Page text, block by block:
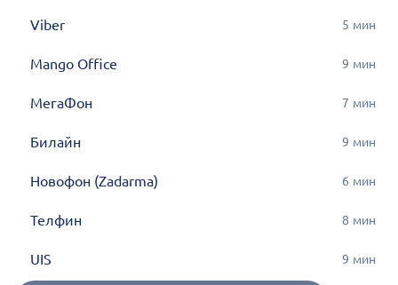
Viber 5 мин
Mango Office 9 мин
МегаФон 7 мин
Билайн 9 мин
Новофон (Zadarma) 6 мин
Телфин 8 мин
UIS 9 мин